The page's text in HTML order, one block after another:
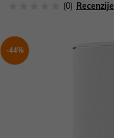
(0) Recenzije
-44%